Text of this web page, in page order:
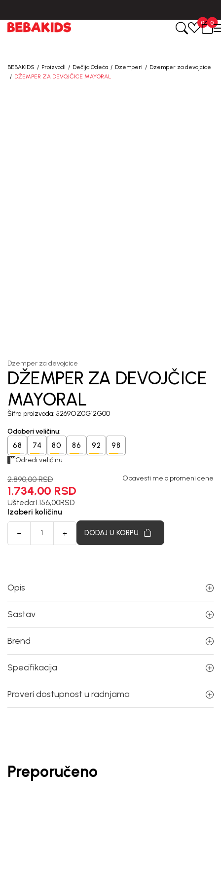
0
0
BEBAKIDS Proizvodi Dečija Odeća Dzemperi
Dzemper za devojcice
DŽEMPER ZA DEVOJČICE MAYORAL
Dzemper za devojcice
DŽEMPER ZA DEVOJČICE
MAYORAL
Šifra proizvoda: 5269OZ0G12G00
Odaberi veličinu:
68 74 80 86 92 98
Odredi veličinu
2.890,00 RSD
1.734,00 RSD
Ušteda:1.156,00RSD
Obavesti me o promeni cene
Izaberi količinu
DODAJ U KORPU
Opis
Sastav
Brend
Specifikacija
Proveri dostupnost u radnjama
Preporučeno